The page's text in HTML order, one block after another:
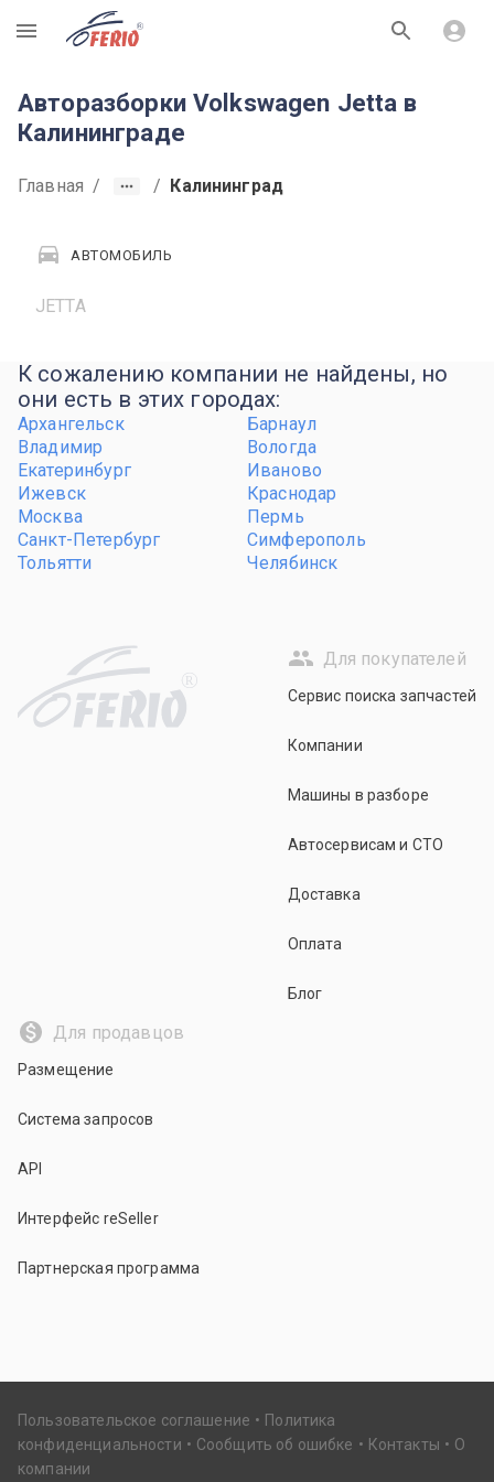
R
Авторазборки Volkswagen Jetta в
Калининграде
Главная / / Калининград
АВТОМОБИЛЬ
JETTA
К сожалению компании не найдены, но
они есть в этих городах:
Архангельск
Барнаул
Владимир
Вологда
Екатеринбург
Иваново
Ижевск
Краснодар
Москва
Пермь
Санкт-Петербург
Симферополь
Тольятти
Челябинск
R
Для покупателей
Сервис поиска запчастей
Компании
Машины в разборе
Автосервисам и СТО
Доставка
Оплата
Блог
Для продавцов
Размещение
Система запросов
API
Интерфейс reSeller
Партнерская программа
Пользовательское соглашение
Политика
конфиденциальности
Сообщить об ошибке Контакты
О
компании